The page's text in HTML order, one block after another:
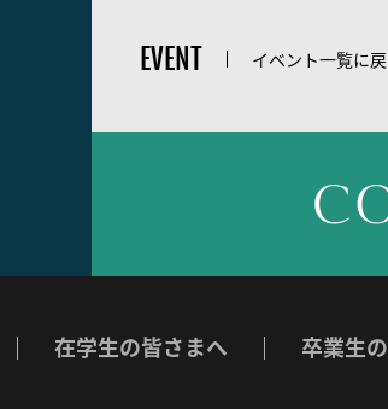
EVENT イベント一覧に
在学生の皆さまへ 卒業生